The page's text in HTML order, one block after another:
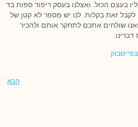
בעצם הכול. ואצלנו בעסק ריפוד ספות בד
לקבל זאת בקלות. לנו יש מספר לא קטן של
שולחים אתכם לתחקר אותם ולהכיר
הבא